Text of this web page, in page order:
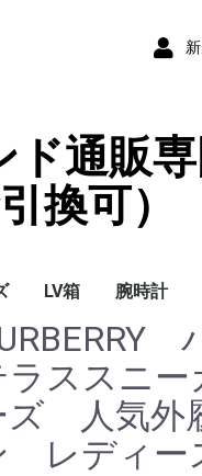
通販
換可）
ス/女性用
性用
LV箱 腕時計
Omega
Rolex
Cartier
Chanel
ラススニ
ズ 人気外
レディ